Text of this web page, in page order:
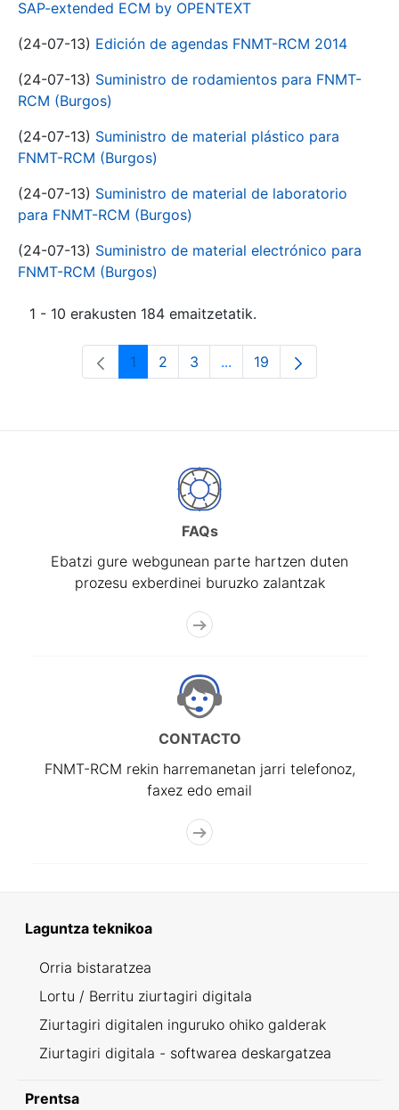
SAP-extended ECM by OPENTEXT
(24-07-13) Edición de agendas FNMT-RCM 2014
(24-07-13) Suministro de rodamientos para FNMT-
RCM (Burgos)
(24-07-13) Suministro de material plástico para
FNMT-RCM (Burgos)
(24-07-13) Suministro de material de laboratorio
para FNMT-RCM (Burgos)
(24-07-13) Suministro de material electrónico para
FNMT-RCM (Burgos)
1 - 10 erakusten 184 emaitzetatik.
Orrialdea
1 Orrialdea
2 Orrialdea
3 ...Intermediate Pages Use
Orrialdea
19
FAQs
Ebatzi gure webgunean parte hartzen duten
prozesu exberdinei buruzko zalantzak
CONTACTO
FNMT-RCM rekin harremanetan jarri telefonoz,
faxez edo email
Laguntza teknikoa
Orria bistaratzea
Lortu / Berritu ziurtagiri digitala
Ziurtagiri digitalen inguruko ohiko galderak
Ziurtagiri digitala - softwarea deskargatzea
Prentsa